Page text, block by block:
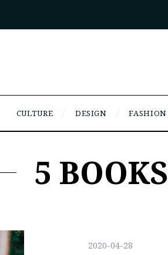
CULTURE DESIGN FASHION
5
2020-04-28